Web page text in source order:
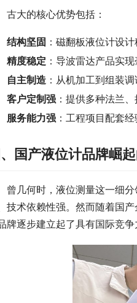
大的核心优势包括：
结构坚固 ：磁翻板液位计设
精度稳定 ：导波雷达产品实
自主制造 ：从机加工到组装
客户定制强 ：提供多种法兰
服务能力强 ：工程项目配套经
国产液位计品牌崛
几何时，液位测量这一细分
技术依赖性强。然而随着国
牌逐步建立起了具有国际竞争